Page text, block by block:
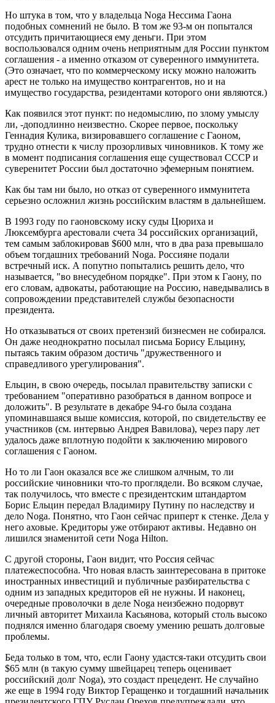
Но штука в том, что у владельца Noga Нессима Гаона
подобных сомнений не было. В том же 93-м он попытался
отсудить причитающиеся ему деньги. При этом
воспользовался одним очень неприятным для России пунктом
соглашения - а именно отказом от суверенного иммунитета.
(Это означает, что по коммерческому иску можно наложить
арест не только на имущество контрагентов, но и на
имущество государства, резидентами которого они являются.)
Как появился этот пункт: по недомыслию, по злому умыслу
ли, -доподлинно неизвестно. Скорее первое, поскольку
Геннадия Кулика, визировавшего соглашение с Гаоном,
трудно отнести к числу прозорливых чиновников. К тому же
в момент подписания соглашения еще существовал СССР и
суверенитет России был достаточно эфемерным понятием.
Как бы там ни было, но отказ от суверенного иммунитета
серьезно осложнил жизнь российским властям в дальнейшем.
В 1993 году по гаоновскому иску суды Цюриха и
Люксембурга арестовали счета 34 российских организаций,
тем самым заблокировав $600 млн, что в два раза превышало
объем тогдашних требований Noga. Россияне подали
встречный иск. А попутно попытались решить дело, что
называется, "во внесудебном порядке". При этом к Гаону, по
его словам, адвокаты, работающие на Россию, наведывались в
сопровождении представителей службы безопасности
президента.
Но отказываться от своих претензий бизнесмен не собирался.
Он даже неоднократно посылал письма Борису Ельцину,
пытаясь таким образом достичь "дружественного и
справедливого урегулирования".
Ельцин, в свою очередь, посылал правительству записки с
требованием "оперативно разобраться в данном вопросе и
доложить". В результате в декабре 94-го была создана
упоминавшаяся выше комиссия, которой, по свидетельству ее
участников (см. интервью Андрея Вавилова), через пару лет
удалось даже вплотную подойти к заключению мирового
соглашения с Гаоном.
Но то ли Гаон оказался все же слишком алчным, то ли
российские чиновники что-то проглядели. Во всяком случае,
так получилось, что вместе с президентским штандартом
Борис Ельцин передал Владимиру Путину по наследству и
дело Noga. Понятно, что Гаон сейчас приперт к стенке. Дела у
него аховые. Кредиторы уже отбирают активы. Недавно он
лишился знаменитой сети Noga Hilton.
С другой стороны, Гаон видит, что Россия сейчас
платежеспособна. Что новая власть заинтересована в притоке
иностранных инвестиций и публичные разбирательства с
одним из западных кредиторов ей не нужны. И наконец,
очередные проволочки в деле Noga неизбежно подорвут
личный авторитет Михаила Касьянова, который столь высоко
поднялся именно благодаря своему умению решать долговые
проблемы.
Беда только в том, что, если Гаону удастся-таки отсудить свои
$65 млн (в такую сумму швейцарец теперь оценивает
российский долг Noga), это создаст прецедент. Не случайно
же еще в 1994 году Виктор Геращенко и тогдашний начальник